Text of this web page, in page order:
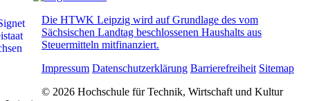
Die HTWK Leipzig wird auf Grundlage des vom
Sächsischen Landtag beschlossenen Haushalts aus
Steuermitteln mitfinanziert.
Impressum Datenschutzerklärung Barrierefreiheit Sitemap
© 2026 Hochschule für Technik, Wirtschaft und Kultur